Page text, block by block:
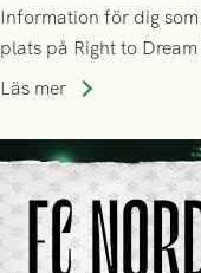
Information för dig
plats på Right to
Läs mer